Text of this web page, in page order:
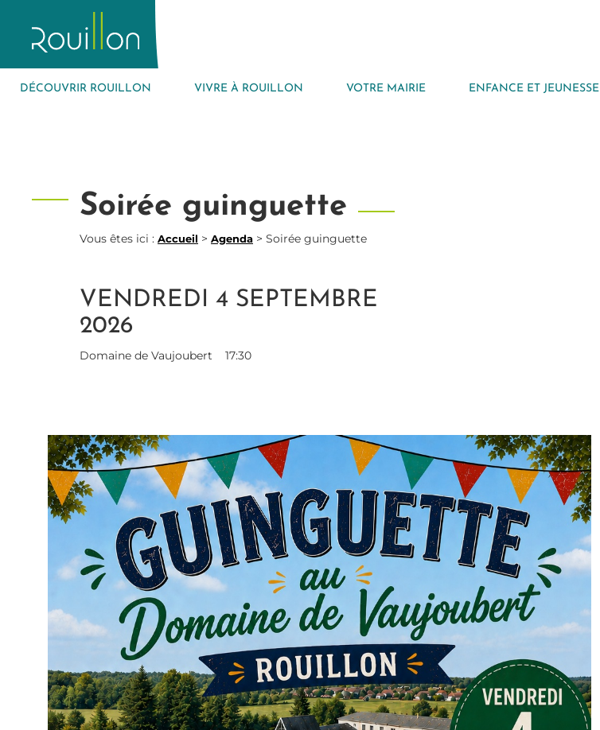
DÉCOUVRIR ROUILLON VIVRE À ROUILLON VOTRE MAIRIE ENFANCE ET JEUNESSE
Soirée guinguette
Vous êtes ici : Accueil > Agenda > Soirée guinguette
VENDREDI 4 SEPTEMBRE
2026
Domaine de Vaujoubert 17:30